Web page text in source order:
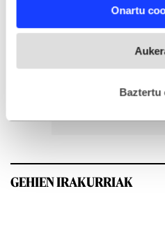
and set your preferences in
fitxategiak erabiltzen ditu.
esplizitua ematen diguzu.
Onartu
Baztertu
GEHIEN IRAKURRIAK